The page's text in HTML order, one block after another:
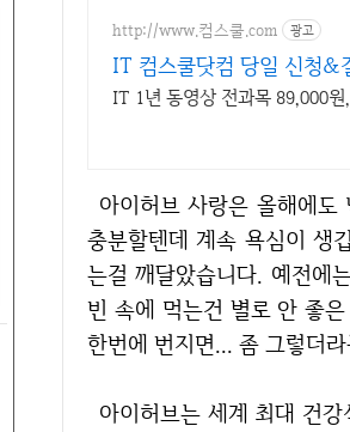
http://www.컴스쿨.com 광고
IT 컴스쿨닷컴 당일 신청&
IT 1년 동영상 전과목 89,000
아이허브 사랑은 올해에도 넘쳐났고, 내년까지도 쭈욱 이어질 것입니다. 참 신기하죠? 지금 먹는것도
충분할텐데 계속 욕심이 생
는걸 깨달았습니다. 예전에
빈 속에 먹는건 별로 안 좋
한번에 번지면... 좀 그렇더
아이허브는 세계 최대 건강식품 판매 사이트 입니다. 판매 1위라는 것은 그만큼 인지도가 있다는 뜻이